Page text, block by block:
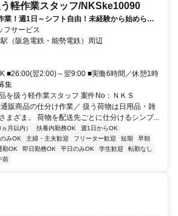
軽作業スタッフ/NKSke10090
業！週1日～シフト自由！未経験から始められ
フサービス
（阪急電鉄・能勢電鉄）周辺
■26:00(翌2:00)～翌9:00 ■実働6時間／休憩1時
集
を扱う軽作業スタッフ 案件No：ＮＫＳ
販商品の仕分け作業／ 扱う荷物は日用品・雑
まざま。 荷物を配送先ごとに仕分けるシンプ...
月以内） 扶養内勤務OK
週1日からOK
みOK 主婦・主夫歓迎 フリーター歓迎 短期
早朝
勤OK 即日勤務OK 平日のみOK 学生歓迎
転勤なし
前